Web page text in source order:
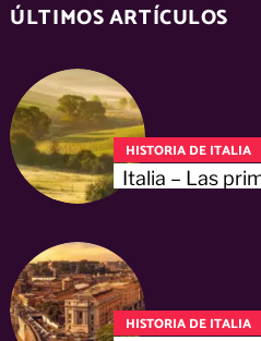
ÚLTIMOS ARTÍCULOS
HISTORIA DE ITALIA
Italia – Las
HISTORIA DE ITALIA